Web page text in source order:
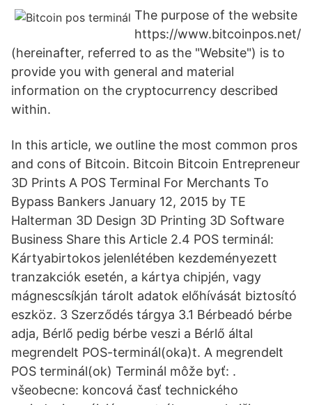
The purpose of the website
https://www.bitcoinpos.net/
(hereinafter, referred to as the "Website") is to
provide you with general and material
information on the cryptocurrency described
within.
In this article, we outline the most common pros
and cons of Bitcoin. Bitcoin Bitcoin Entrepreneur
3D Prints A POS Terminal For Merchants To
Bypass Bankers January 12, 2015 by TE
Halterman 3D Design 3D Printing 3D Software
Business Share this Article 2.4 POS terminál:
Kártyabirtokos jelenlétében kezdeményezett
tranzakciók esetén, a kártya chipjén, vagy
mágnescsíkján tárolt adatok előhívását biztosító
eszköz. 3 Szerződés tárgya 3.1 Bérbeadó bérbe
adja, Bérlő pedig bérbe veszi a Bérlő által
megrendelt POS-terminál(oka)t. A megrendelt
POS terminál(ok) Terminál môže byť: .
všeobecne: koncová časť technického